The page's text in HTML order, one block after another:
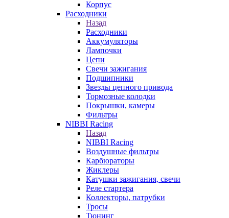
Корпус
Расходники
Назад
Расходники
Аккумуляторы
Лампочки
Цепи
Свечи зажигания
Подшипники
Звезды цепного привода
Тормозные колодки
Покрышки, камеры
Фильтры
NIBBI Racing
Назад
NIBBI Racing
Воздушные фильтры
Карбюраторы
Жиклеры
Катушки зажигания, свечи
Реле стартера
Коллекторы, патрубки
Тросы
Тюнинг